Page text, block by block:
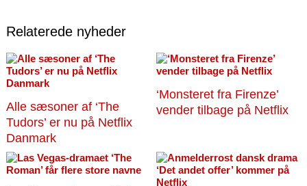
Relaterede nyheder
Alle sæsoner af ‘The
Tudors’ er nu på Netflix
Danmark
‘Monsteret fra Firenze’
vender tilbage på Netflix